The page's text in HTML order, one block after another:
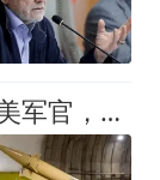
伊朗打破隐身神话，击杀多名美军官，不到12小时，美媒称问题大了